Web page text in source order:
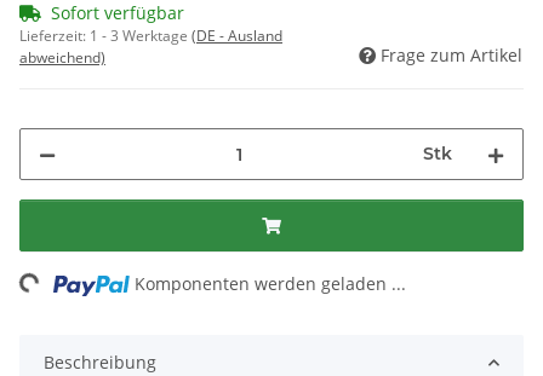
Sofort verfügbar
Lieferzeit: 1 - 3 Werktage (DE - Ausland
abweichend)
Frage zum Artikel
Stk
Komponenten werden geladen ...
Beschreibung